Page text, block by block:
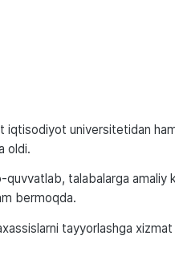
iqtisodiyot universitetidan
oldi.
quvvatlab, talabalarga amaliy
bermoqda.
tayyorlashga